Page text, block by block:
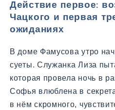
Действие первое:
Чацкого и первая
ожиданиях
В доме Фамусова утро
суеты. Служанка Лиза
которая провела ночь в
Софья влюблена в
в нём скромного,